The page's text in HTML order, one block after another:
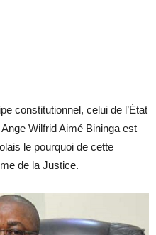
constitutionnel, celui de l’État
Wilfrid Aimé Bininga est
le pourquoi de cette
de la Justice.